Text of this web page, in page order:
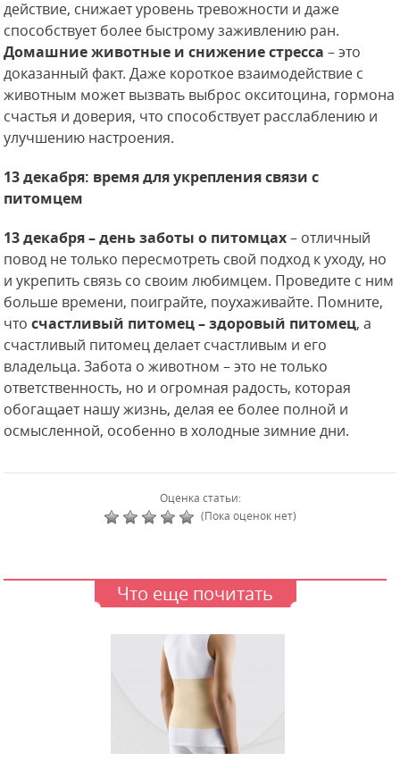
действие, снижает уровень тревожности и даже
способствует более быстрому заживлению ран.
Домашние животные и снижение стресса – это
доказанный факт. Даже короткое взаимодействие с
животным может вызвать выброс окситоцина, гормона
счастья и доверия, что способствует расслаблению и
улучшению настроения.
13 декабря: время для укрепления связи с
питомцем
13 декабря – день заботы о питомцах– отличный
повод не только пересмотреть свой подход к уходу, но
и укрепить связь со своим любимцем. Проведите с ним
больше времени, поиграйте, поухаживайте. Помните,
чтосчастливый питомец – здоровый питомец, а
счастливый питомец делает счастливым и его
владельца. Забота о животном – это не только
ответственность, но и огромная радость, которая
обогащает нашу жизнь, делая ее более полной и
осмысленной, особенно в холодные зимние дни.
Оценка статьи:
(Пока оценок нет)
Что еще почитать